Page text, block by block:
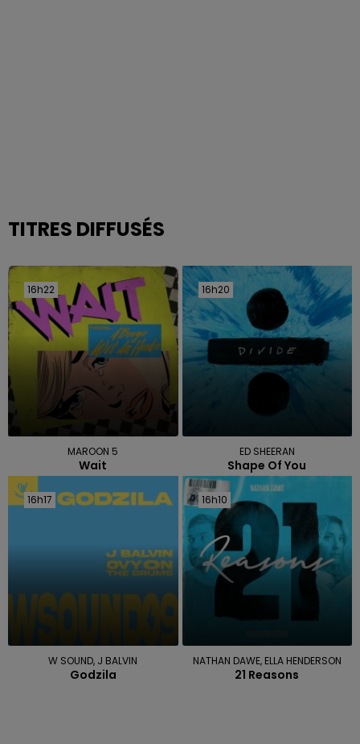
TITRES DIFFUSÉS
16h22
16h22
MAROON 5
Wait
16h20
16h20
ED SHEERAN
Shape Of You
16h17
16h17
W SOUND, J BALVIN
Godzila
16h10
16h10
NATHAN DAWE, ELLA HENDERSON
21 Reasons